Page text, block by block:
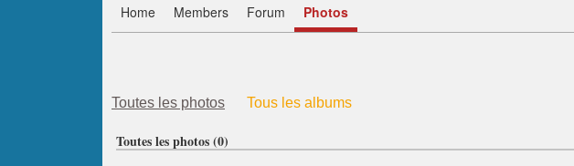
Home Members Forum Photos
Toutes les photos Tous les albums
Toutes les photos (0)